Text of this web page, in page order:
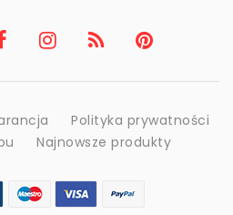
Polityka prywatności
Najnowsze produkty